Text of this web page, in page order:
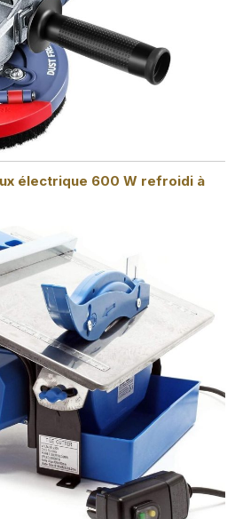
électrique 600 W refroidi à